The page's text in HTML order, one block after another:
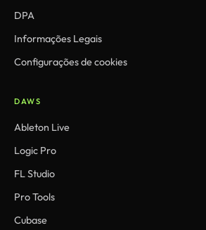
DPA
Informações Legais
Configurações de cookies
DAWS
Ableton Live
Logic Pro
FL Studio
Pro Tools
Cubase